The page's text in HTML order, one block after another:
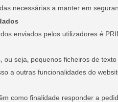
necessárias a manter em
enviados pelos utilizadores é
ou seja, pequenos ficheiros de
a outras funcionalidades do
como finalidade responder a